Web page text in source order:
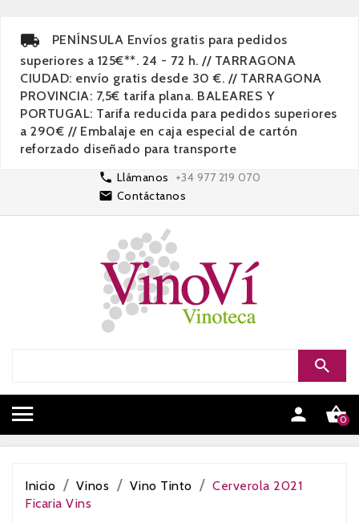
PENÍNSULA Envíos gratis para pedidos
superiores a 125€**. 24 - 72 h. // TARRAGONA
CIUDAD: envío gratis desde 30 €. // TARRAGONA
PROVINCIA: 7,5€ tarifa plana. BALEARES Y
PORTUGAL: Tarifa reducida para pedidos superiores
a 290€ // Embalaje en caja especial de cartón
reforzado diseñado para transporte
 Llámanos
+34 977 219 070
 Contáctanos
 
0
Inicio Vinos Vino Tinto
Cerverola 2021
Ficaria Vins